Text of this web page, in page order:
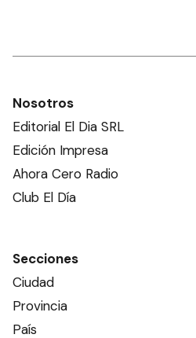
Nosotros
Editorial El Dia SRL
Edición Impresa
Ahora Cero Radio
Club El Día
Secciones
Ciudad
Provincia
País